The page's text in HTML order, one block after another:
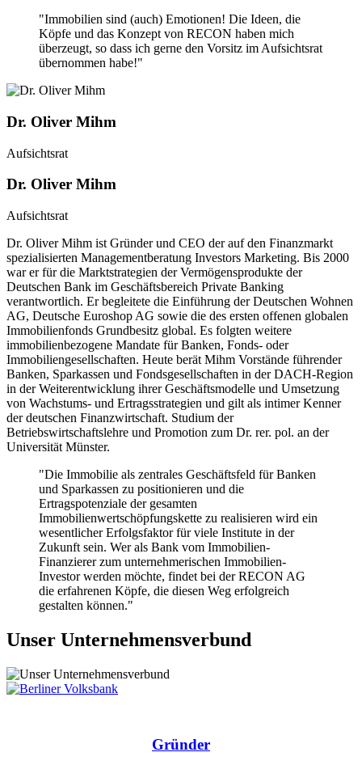
"Immobilien sind (auch) Emotionen! Die Ideen, die
Köpfe und das Konzept von RECON haben mich
überzeugt, so dass ich gerne den Vorsitz im Aufsichtsrat
übernommen habe!"
Dr. Oliver Mihm
Aufsichtsrat
Dr. Oliver Mihm
Aufsichtsrat
Dr. Oliver Mihm ist Gründer und CEO der auf den Finanzmarkt
spezialisierten Managementberatung Investors Marketing. Bis 2000
war er für die Marktstrategien der Vermögensprodukte der
Deutschen Bank im Geschäftsbereich Private Banking
verantwortlich. Er begleitete die Einführung der Deutschen Wohnen
AG, Deutsche Euroshop AG sowie die des ersten offenen globalen
Immobilienfonds Grundbesitz global. Es folgten weitere
immobilienbezogene Mandate für Banken, Fonds- oder
Immobiliengesellschaften. Heute berät Mihm Vorstände führender
Banken, Sparkassen und Fondsgesellschaften in der DACH-Region
in der Weiterentwicklung ihrer Geschäftsmodelle und Umsetzung
von Wachstums- und Ertragsstrategien und gilt als intimer Kenner
der deutschen Finanzwirtschaft. Studium der
Betriebswirtschaftslehre und Promotion zum Dr. rer. pol. an der
Universität Münster.
"Die Immobilie als zentrales Geschäftsfeld für Banken
und Sparkassen zu positionieren und die
Ertragspotenziale der gesamten
Immobilienwertschöpfungskette zu realisieren wird ein
wesentlicher Erfolgsfaktor für viele Institute in der
Zukunft sein. Wer als Bank vom Immobilien-
Finanzierer zum unternehmerischen Immobilien-
Investor werden möchte, findet bei der RECON AG
die erfahrenen Köpfe, die diesen Weg erfolgreich
gestalten können."
Unser Unternehmensverbund
Gründer